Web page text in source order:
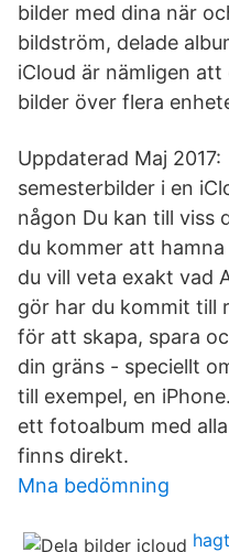
bilder med dina när
bildström, delade
iCloud är nämligen att
bilder över flera
Uppdaterad Maj
semesterbilder i en
någon Du kan till viss
du kommer att
du vill veta exakt vad
gör har du kommit till
för att skapa, spara
din gräns - speciellt
till exempel, en
ett fotoalbum med
finns direkt.
Mna bedömning